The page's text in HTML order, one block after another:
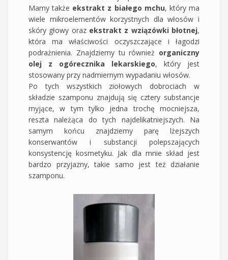
Mamy także ekstrakt z białego mchu, który ma
wiele mikroelementów korzystnych dla włosów i
skóry głowy oraz ekstrakt z wziązówki błotnej,
która ma właściwości oczyszczające i łagodzi
podrażnienia. Znajdziemy tu również organiczny
olej z ogórecznika lekarskiego, który jest
stosowany przy nadmiernym wypadaniu włosów.
Po tych wszystkich ziołowych dobrociach w
składzie szamponu znajdują się cztery substancje
myjące, w tym tylko jedna trochę mocniejsza,
reszta należąca do tych najdelikatniejszych. Na
samym końcu znajdziemy parę lżejszych
konserwantów i substancji polepszających
konsystencję kosmetyku. Jak dla mnie skład jest
bardzo przyjazny, takie samo jest też działanie
szamponu.